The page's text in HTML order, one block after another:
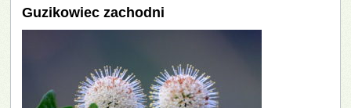
Guzikowiec zachodni